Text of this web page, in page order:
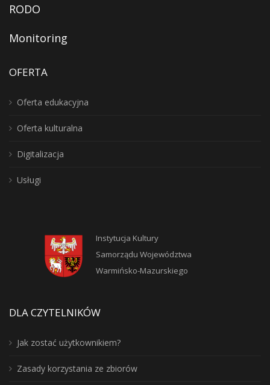
RODO
Monitoring
OFERTA
Oferta edukacyjna
Oferta kulturalna
Digitalizacja
Usługi
Instytucja Kultury
Samorządu Województwa
Warmińsko-Mazurskiego
DLA CZYTELNIKÓW
Jak zostać użytkownikiem?
Zasady korzystania ze zbiorów